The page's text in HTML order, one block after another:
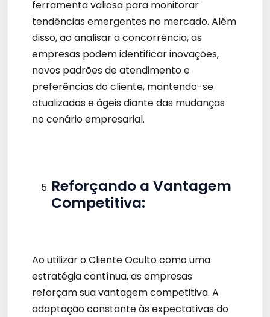
ferramenta valiosa para monitorar
tendências emergentes no mercado. Além
disso, ao analisar a concorrência, as
empresas podem identificar inovações,
novos padrões de atendimento e
preferências do cliente, mantendo-se
atualizadas e ágeis diante das mudanças
no cenário empresarial.
Reforçando a Vantagem
Competitiva:
Ao utilizar o Cliente Oculto como uma
estratégia contínua, as empresas
reforçam sua vantagem competitiva. A
adaptação constante às expectativas do